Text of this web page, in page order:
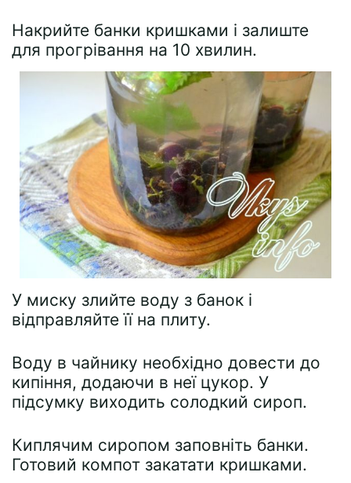
Накрийте банки кришками і залиште
для прогрівання на 10 хвилин.
У миску злийте воду з банок і
відправляйте її на плиту.
Воду в чайнику необхідно довести до
кипіння, додаючи в неї цукор. У
підсумку виходить солодкий сироп.
Киплячим сиропом заповніть банки.
Готовий компот закатати кришками.